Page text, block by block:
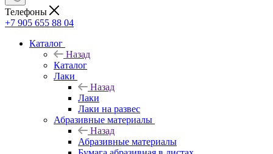
Телефоны
+7 905 655 88 04
Каталог
Назад
Каталог
Лаки
Назад
Лаки
Лаки на развес
Абразивные материалы
Назад
Абразивные материалы